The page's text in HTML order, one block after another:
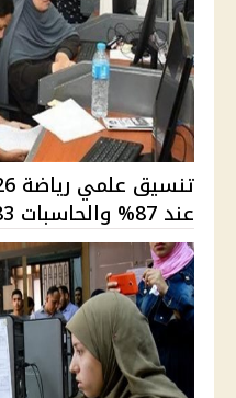
عند 87% والحاسبات 83% وأماكن بال...